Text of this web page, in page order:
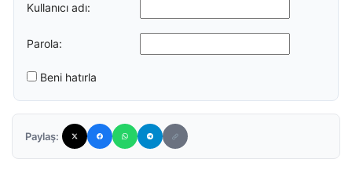
Kullanıcı adı:
Parola:
Beni hatırla
Paylaş: